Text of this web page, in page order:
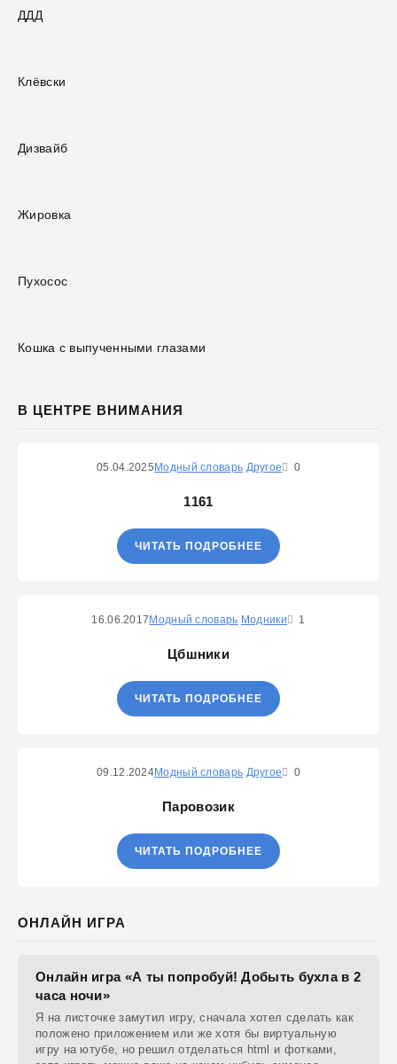
ДДД
Клёвски
Дизвайб
Жировка
Пухосос
Кошка с выпученными глазами
В ЦЕНТРЕ ВНИМАНИЯ
05.04.2025 Модный словарь Другое 0
1161
ЧИТАТЬ ПОДРОБНЕЕ
16.06.2017 Модный словарь Модники 1
Цбшники
ЧИТАТЬ ПОДРОБНЕЕ
09.12.2024Модный словарь Другое 0
Паровозик
ЧИТАТЬ ПОДРОБНЕЕ
ОНЛАЙН ИГРА
Онлайн игра «А ты попробуй! Добыть бухла в 2
часа ночи»
Я на листочке замутил игру, сначала хотел сделать как
положено приложением или же хотя бы виртуальную
игру на ютубе, но решил отделаться html и фотками,